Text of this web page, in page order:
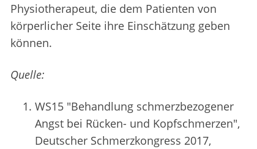
Physiotherapeut, die dem Patienten von
körperlicher Seite ihre Einschätzung geben
können.
Quelle:
WS15 "Behandlung schmerzbezogener
Angst bei Rücken- und Kopfschmerzen",
Deutscher Schmerzkongress 2017,